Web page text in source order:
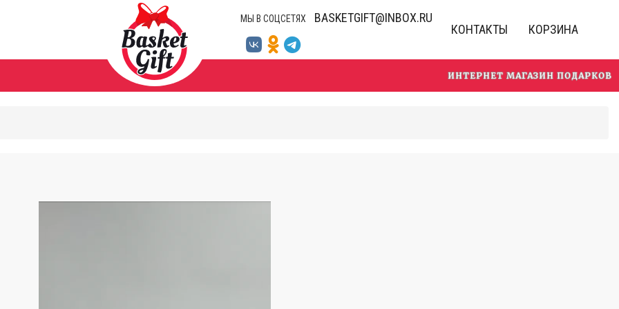
МЫ В СОЦСЕТЯХ
BASKETGIFT@INBOX.RU
КОНТАКТЫ
КОРЗИНА
ИНТЕРНЕТ МАГАЗИН ПОДАРКОВ